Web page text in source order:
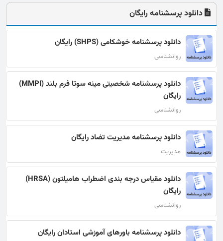
دانلود پرسشنامه رایگان
دانلود پرسشنامه خوشکامی (SHPS) رایگان
روانشناسی
دانلود پرسشنامه شخصیتی مینه سوتا فرم بلند (MMPI)
رایگان
روانشناسی
دانلود پرسشنامه مدیریت تضاد رایگان
مدیریت
دانلود مقیاس درجه بندی اضطراب هامیلتون (HRSA)
رایگان
روانشناسی
دانلود پرسشنامه باورهای آموزشی استادان رایگان